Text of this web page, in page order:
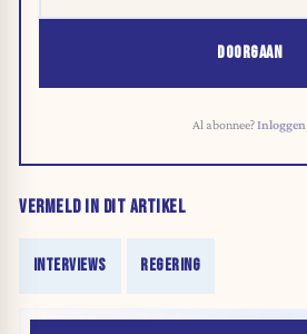
DOORGAAN
Al abonnee?Inloggen
VERMELD IN DIT ARTIKEL
INTERVIEWS REGERING